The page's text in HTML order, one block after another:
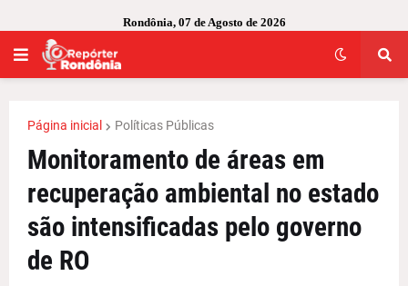
Rondônia, 07 de Agosto de 2026
Página inicial Políticas Públicas
Monitoramento de áreas em
recuperação ambiental no estado
são intensificadas pelo governo
de RO